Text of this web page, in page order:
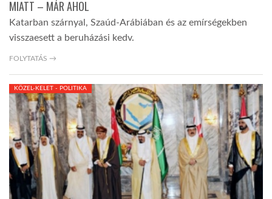
LINKTR.EE
GLOBOZSARU
DOBRAVERO.HU
LATIMO.HU
GLOBOBOOK
MIATT – MÁR AHOL
Katarban szárnyal, Szaúd-Arábiában és az emírségekben
visszaesett a beruházási kedv.
FOLYTATÁS →
KÖZEL-KELET - POLITIKA